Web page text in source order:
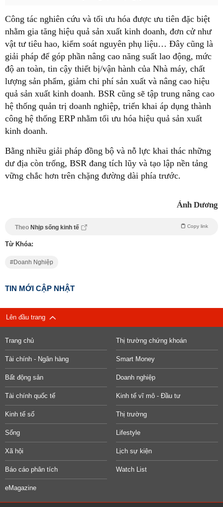
Công tác nghiên cứu và tối ưu hóa được ưu tiên đặc biệt
nhằm gia tăng hiệu quả sản xuất kinh doanh, đơn cử như
vật tư tiêu hao, kiểm soát nguyên phụ liệu… Đây cũng là
giải pháp để góp phần nâng cao năng suất lao động, mức
độ an toàn, tin cậy thiết bị/vận hành của Nhà máy, chất
lượng sản phẩm, giảm chi phí sản xuất và nâng cao hiệu
quả sản xuất kinh doanh. BSR cũng sẽ tập trung nâng cao
hệ thống quản trị doanh nghiệp, triển khai áp dụng thành
công hệ thống ERP nhằm tối ưu hóa hiệu quả sản xuất
kinh doanh.
Bằng nhiều giải pháp đồng bộ và nỗ lực khai thác những
dư địa còn trống, BSR đang tích lũy và tạo lập nền tảng
vững chắc hơn trên chặng đường dài phía trước.
Ánh Dương
Theo Nhịp sống kinh tế Copy link
Từ Khóa:
Doanh Nghiệp
TIN MỚI CẬP NHẬT
Lên đầu trang
Trang chủ Thị trường chứng khoán
Tài chính - Ngân hàng Smart Money
Bất động sản Doanh nghiệp
Tài chính quốc tế Kinh tế vĩ mô - Đầu tư
Kinh tế số Thị trường
Sống Lifestyle
Xã hội Lịch sự kiện
Báo cáo phân tích Watch List
eMagazine